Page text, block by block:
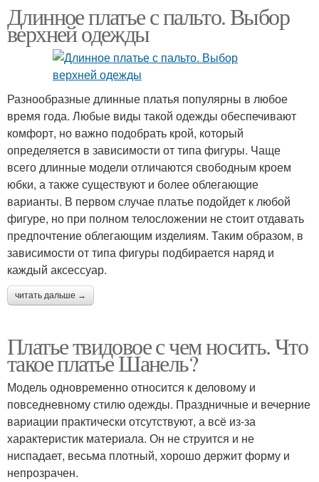
Длинное платье с пальто. Выбор
верхней одежды
Разнообразные длинные платья популярны в любое
время года. Любые виды такой одежды обеспечивают
комфорт, но важно подобрать крой, который
определяется в зависимости от типа фигуры. Чаще
всего длинные модели отличаются свободным кроем
юбки, а также существуют и более облегающие
варианты. В первом случае платье подойдет к любой
фигуре, но при полном телосложении не стоит отдавать
предпочтение облегающим изделиям. Таким образом, в
зависимости от типа фигуры подбирается наряд и
каждый аксессуар.
читать дальше →
Платье твидовое с чем носить. Что
такое платье Шанель?
Модель одновременно относится к деловому и
повседневному стилю одежды. Праздничные и вечерние
вариации практически отсутствуют, а всё из-за
характеристик материала. Он не струится и не
ниспадает, весьма плотный, хорошо держит форму и
непрозрачен.